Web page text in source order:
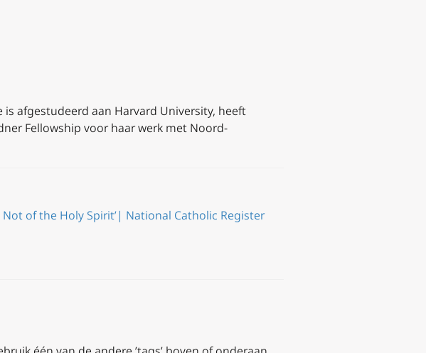
afgestudeerd aan Harvard University, heeft
Fellowship voor haar werk met Noord-
of the Holy Spirit’| National Catholic Register